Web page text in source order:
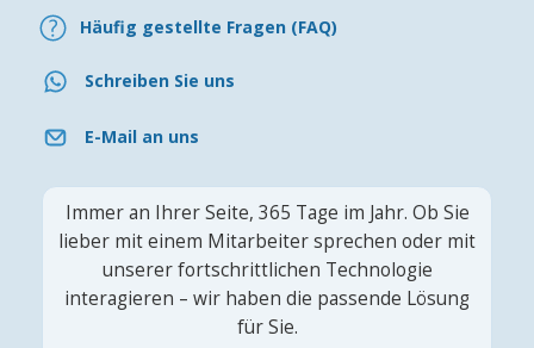
Häufig gestellte Fragen (FAQ)
Schreiben Sie uns
E-Mail an uns
Immer an Ihrer Seite, 365 Tage im Jahr. Ob Sie
lieber mit einem Mitarbeiter sprechen oder mit
unserer fortschrittlichen Technologie
interagieren – wir haben die passende Lösung
für Sie.